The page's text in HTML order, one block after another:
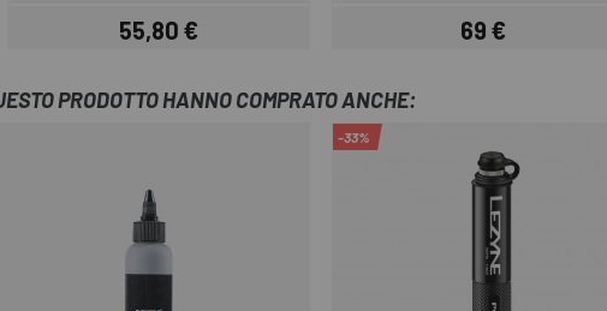
Prezzo
55,80 € Prezzo
69 €
PRODOTTO HANNO COMPRATO ANCHE:
-33%